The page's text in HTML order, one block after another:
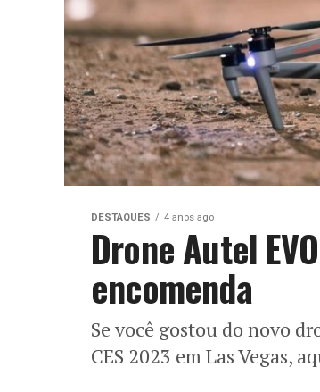
DESTAQUES 4 anos ago
Drone Autel
encomenda
Se você gostou do novo
CES 2023 em Las Vegas,